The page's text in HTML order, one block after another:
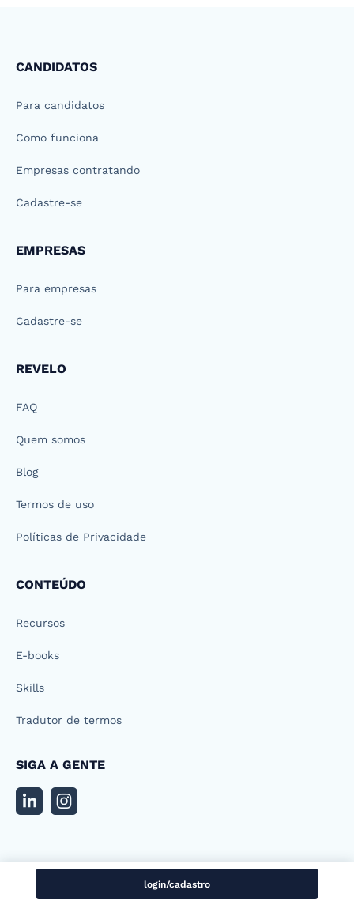
CANDIDATOS
Para candidatos
Como funciona
Empresas contratando
Cadastre-se
EMPRESAS
Para empresas
Cadastre-se
REVELO
FAQ
Quem somos
Blog
Termos de uso
Políticas de Privacidade
CONTEÚDO
Recursos
E-books
Skills
Tradutor de termos
SIGA A GENTE
login/cadastro